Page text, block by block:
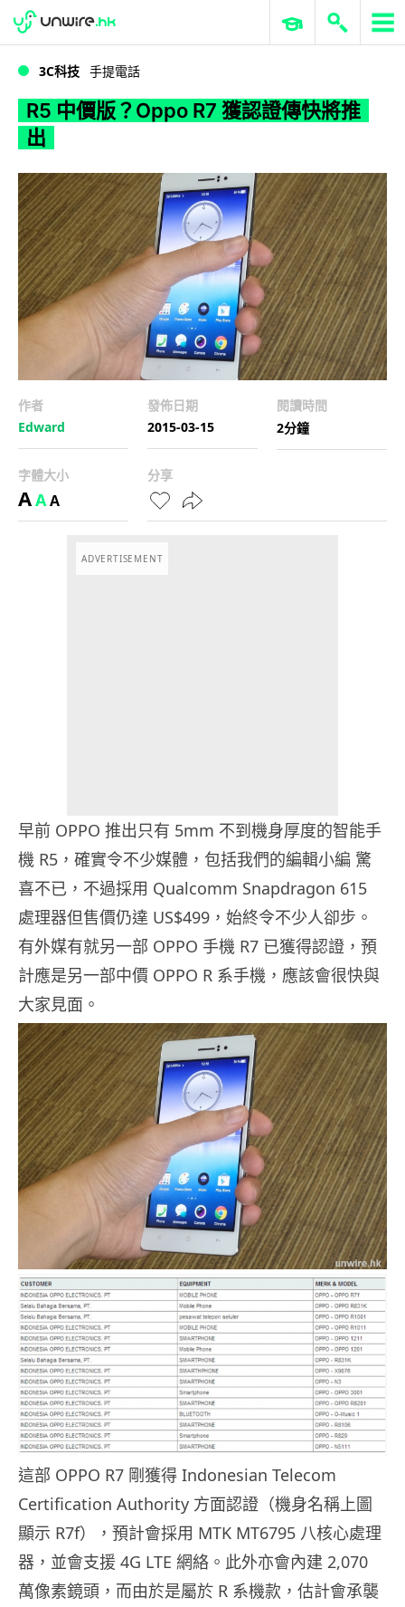
R5 中價版？Oppo R7 獲認證傳快將推出
WWDC 2026 ERP 與商業 AI
3C科技 手提電話
R5 中價版？Oppo R7 獲認證傳快將推
出
作者
Edward
發佈日期
2015-03-15
閱讀時間
2分鐘
字體大小
AAA
分享
ADVERTISEMENT
早前 OPPO 推出只有 5mm 不到機身厚度的智能手
機 R5，確實令不少媒體，包括我們的編輯小編 驚
喜不已，不過採用 Qualcomm Snapdragon 615
處理器但售價仍達 US$499，始終令不少人卻步。
有外媒有就另一部 OPPO 手機 R7 已獲得認證，預
計應是另一部中價 OPPO R 系手機，應該會很快與
大家見面。
這部 OPPO R7 剛獲得 Indonesian Telecom
Certification Authority 方面認證（機身名稱上圖
顯示 R7f），預計會採用 MTK MT6795 八核心處理
器，並會支援 4G LTE 網絡。此外亦會內建 2,070
萬像素鏡頭，而由於是屬於 R 系機款，估計會承襲